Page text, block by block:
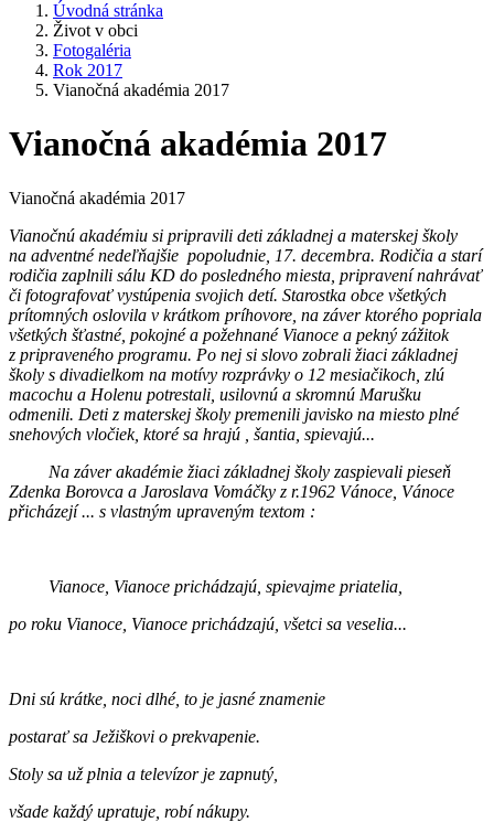
Úvodná stránka
Život v obci
Fotogaléria
Rok 2017
Vianočná akadémia 2017
Vianočná akadémia 2017
Vianočná akadémia 2017
Vianočnú akadémiu si pripravili deti základnej a materskej školy
na adventné nedeľňajšie popoludnie, 17. decembra. Rodičia a starí
rodičia zaplnili sálu KD do posledného miesta, pripravení nahrávať
či fotografovať vystúpenia svojich detí. Starostka obce všetkých
prítomných oslovila v krátkom príhovore, na záver ktorého popriala
všetkých šťastné, pokojné a požehnané Vianoce a pekný zážitok
z pripraveného programu. Po nej si slovo zobrali žiaci základnej
školy s divadielkom na motívy rozprávky o 12 mesiačikoch, zlú
macochu a Holenu potrestali, usilovnú a skromnú Marušku
odmenili. Deti z materskej školy premenili javisko na miesto plné
snehových vločiek, ktoré sa hrajú , šantia, spievajú...
Na záver akadémie žiaci základnej školy zaspievali pieseň
Zdenka Borovca a Jaroslava Vomáčky z r.1962 Vánoce, Vánoce
přicházejí ... s vlastným upraveným textom :
Vianoce, Vianoce prichádzajú, spievajme priatelia,
po roku Vianoce, Vianoce prichádzajú, všetci sa veselia...
Dni sú krátke, noci dlhé, to je jasné znamenie
postarať sa Ježiškovi o prekvapenie.
Stoly sa už plnia a televízor je zapnutý,
všade každý upratuje, robí nákupy.